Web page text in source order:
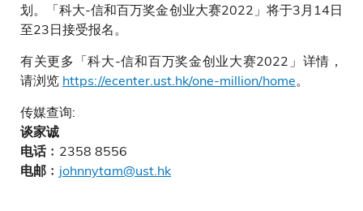
划。「科大-信和百万奖金创业大赛2022」将于3月14日
至23日接受报名。
有关更多「科大-信和百万奖金创业大赛2022」详情，
请浏览 https://ecenter.ust.hk/one-million/home。
传媒查询:
谈家诚
电话﹕ 2358 8556
电邮﹕ johnnytam@ust.hk